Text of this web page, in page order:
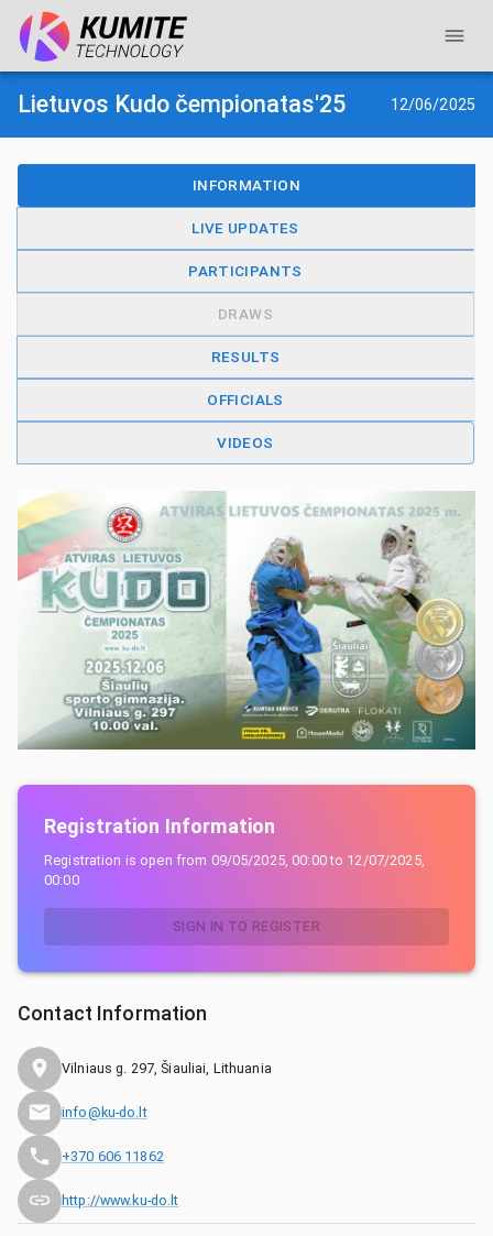
Lietuvos Kudo čempionatas'25 12/06/2025
INFORMATION
LIVE UPDATES
PARTICIPANTS
DRAWS
RESULTS
OFFICIALS
VIDEOS
Registration Information
Registration is open from 09/05/2025, 00:00to 12/07/2025,
00:00
SIGN IN TO REGISTER
Contact Information
Vilniaus g. 297, Šiauliai, Lithuania
info@ku-do.lt
+370 606 11862
http://www.ku-do.lt